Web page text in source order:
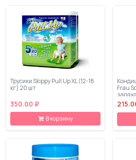
Трусики Skippy Pull Up XL (12-18
кг) 20 шт
350.00 ₽
В корзину
Frau
мл